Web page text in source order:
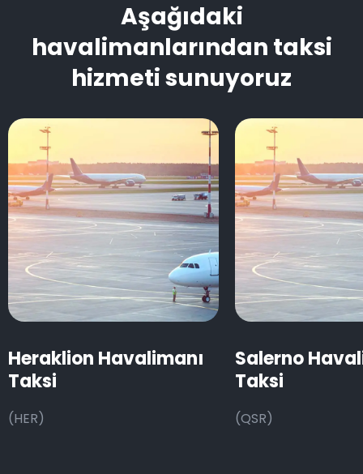
Aşağıdaki
havalimanlarından taksi
hizmeti sunuyoruz
Heraklion Havalimanı
Taksi
(HER)
Salerno
Taksi
(QSR)